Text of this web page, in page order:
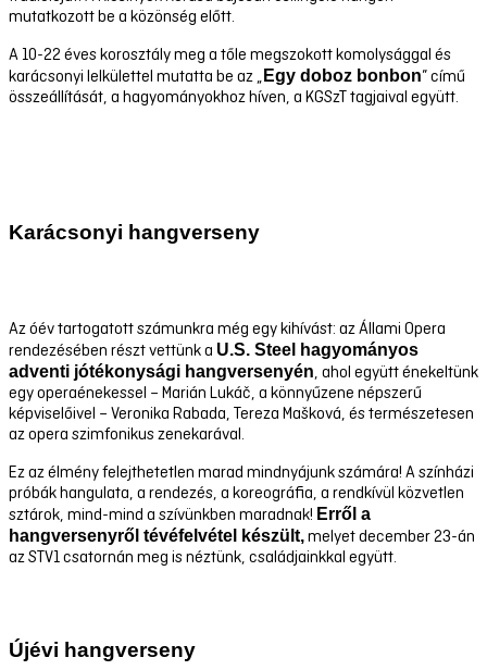
mutatkozott be a közönség előtt.
A 10-22 éves korosztály meg a tőle megszokott komolysággal és
karácsonyi lelkülettel mutatta be az „ Egy doboz bonbon” című
összeállítását, a hagyományokhoz híven, a KGSzT tagjaival együtt.
Karácsonyi hangverseny
Az óév tartogatott számunkra még egy kihívást: az Állami Opera
rendezésében részt vettünk a U.S. Steel hagyományos
adventi jótékonysági hangversenyén, ahol együtt énekeltünk
egy operaénekessel – Marián Lukáč, a könnyűzene népszerű
képviselőivel – Veronika Rabada, Tereza Mašková, és természetesen
az opera szimfonikus zenekarával.
Ez az élmény felejthetetlen marad mindnyájunk számára! A színházi
próbák hangulata, a rendezés, a koreográfia, a rendkívül közvetlen
sztárok, mind-mind a szívünkben maradnak! Erről a
hangversenyről tévéfelvétel készült,melyet december 23-án
az STV1 csatornán meg is néztünk, családjainkkal együtt.
Újévi hangverseny